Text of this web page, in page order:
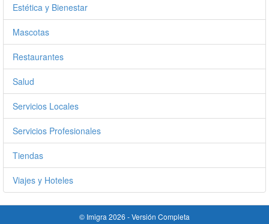
Estética y Bienestar
Mascotas
Restaurantes
Salud
Servicios Locales
Servicios Profesionales
Tiendas
Viajes y Hoteles
© Imigra 2026 -Versión Completa